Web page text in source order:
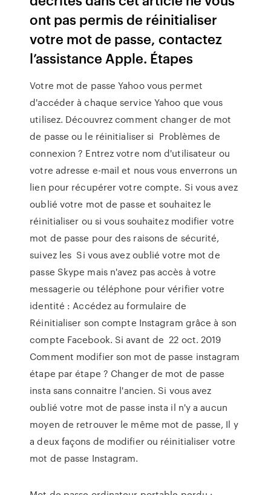
ont pas permis de réinitialiser
votre mot de passe, contactez
l’assistance Apple. Étapes
Votre mot de passe Yahoo vous permet
d'accéder à chaque service Yahoo que vous
utilisez. Découvrez comment changer de mot
de passe ou le réinitialiser si Problèmes de
connexion ? Entrez votre nom d'utilisateur ou
votre adresse e-mail et nous vous enverrons un
lien pour récupérer votre compte. Si vous avez
oublié votre mot de passe et souhaitez le
réinitialiser ou si vous souhaitez modifier votre
mot de passe pour des raisons de sécurité,
suivez les Si vous avez oublié votre mot de
passe Skype mais n'avez pas accès à votre
messagerie ou téléphone pour vérifier votre
identité : Accédez au formulaire de
Réinitialiser son compte Instagram grâce à son
compte Facebook. Si avant de 22 oct. 2019
Comment modifier son mot de passe instagram
étape par étape ? Changer de mot de passe
insta sans connaitre l'ancien. Si vous avez
oublié votre mot de passe insta il n'y a aucun
moyen de retrouver le même mot de passe, Il y
a deux façons de modifier ou réinitialiser votre
mot de passe Instagram.